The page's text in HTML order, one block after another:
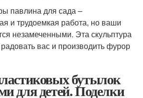
павлина для сада –
и трудоемкая работа, но ваши
незамеченными. Эта скульптура
вас и производить фурор
бутылок
для детей. Поделки